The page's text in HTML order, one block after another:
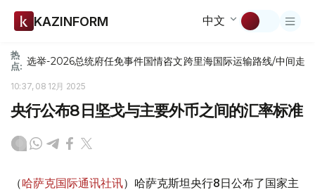
KAZINFORM 中文
热
点: 选举-2026总统府任免事件国情咨文跨里海国际运输路线/中间走廊
10:37, 08 12月 2025
央行公布8日坚戈与主要外币之间的汇率标准
（哈萨克国际通讯社讯）哈萨克斯坦央行8日公布了国家主